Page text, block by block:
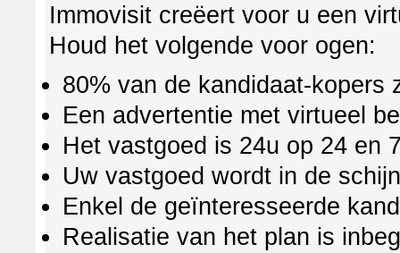
Immovisit creëert voor u een
Houd het volgende voor ogen:
80% van de kandidaat-kopers
Een advertentie met virtueel
Het vastgoed is 24u op 24 en
Uw vastgoed wordt in de
Enkel de geïnteresseerde
Realisatie van het plan is